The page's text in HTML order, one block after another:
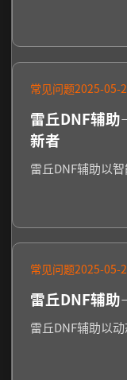
常见问题2025-05-
雷丘DNF辅
新者
雷丘DNF辅助以
常见问题2025-05-
雷丘DNF辅
雷丘DNF辅助以